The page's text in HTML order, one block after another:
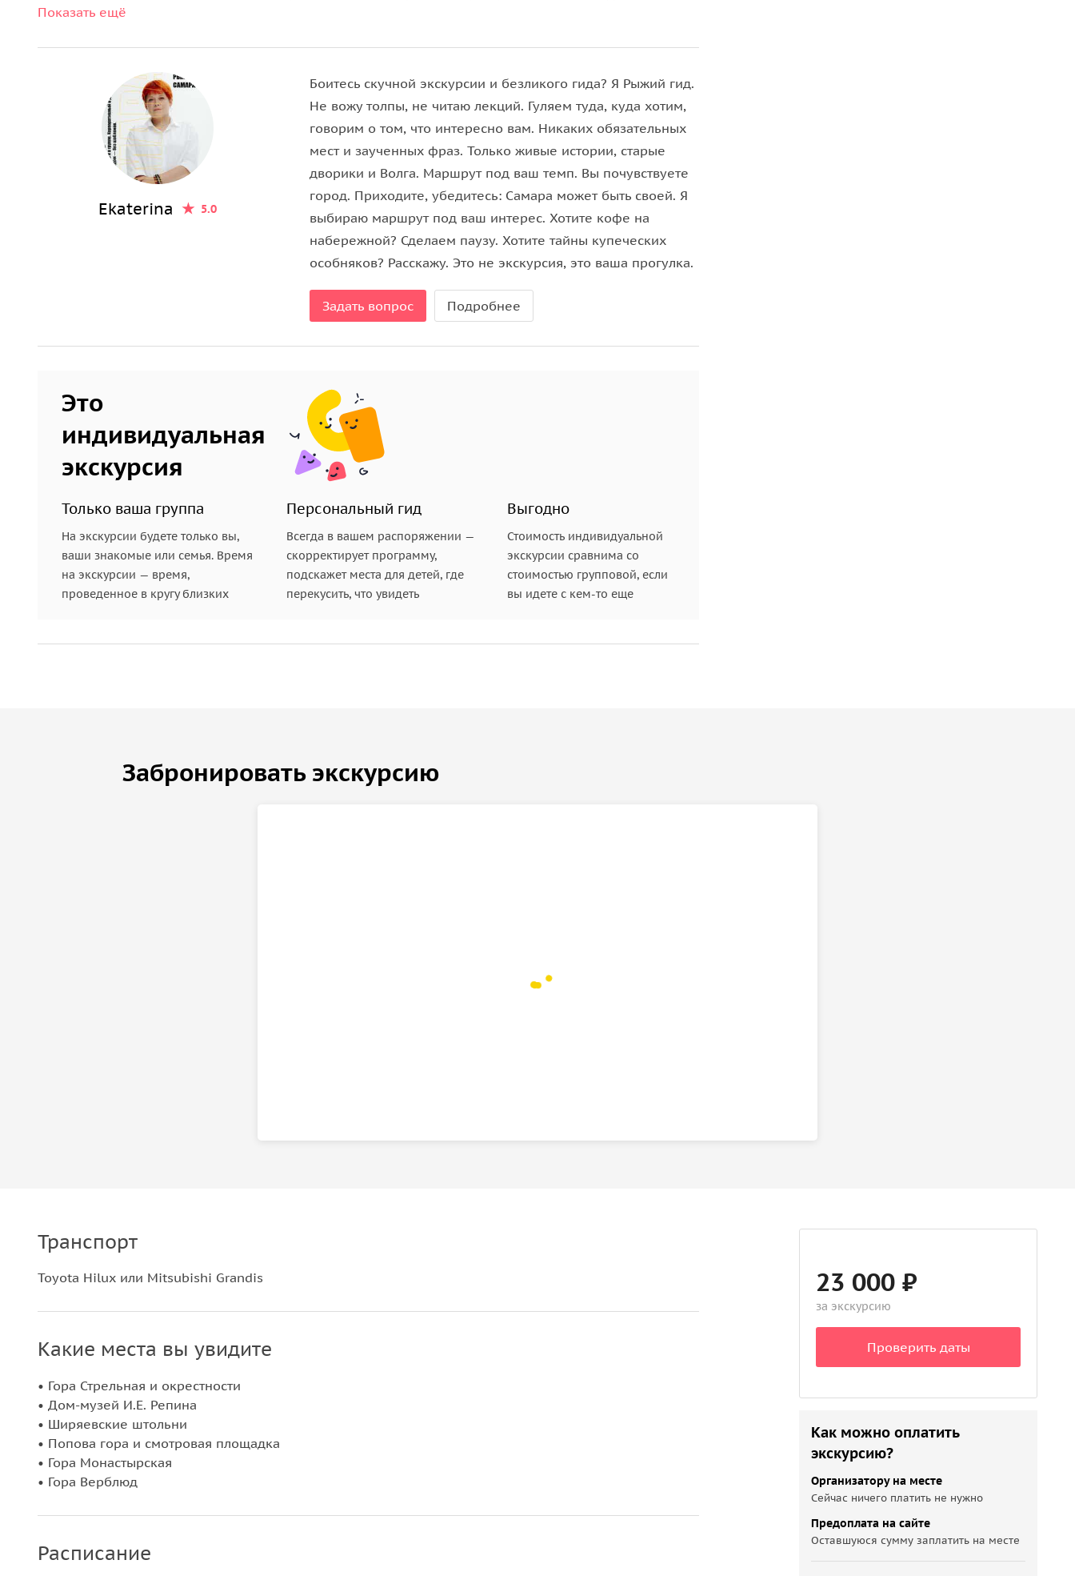
фарватер Волги.
В Ширяеве мы увидимдом-музей И. Е. Репина — именно здесь художник работал над эскизами к
картине «Бурлаки на Волге». Заедем к
смотровой площадке
у Ширяевских штолен — рукотворных
пещер-лабиринтов, где добывали известняк. Проедем по старинному селу, а затем поднимемся на
смотровую площадку на склонах
Поповой горы. Также увидим гору Монастырскую (Лысую) и скалу
Верблюд на берегу Волги.
Показать ещё
Ekaterina 5.0
Боитесь скучной экскурсии и безликого гида? Я Рыжий гид.
Не вожу толпы, не читаю лекций. Гуляем туда, куда хотим,
говорим о том, что интересно вам. Никаких обязательных
мест и заученных фраз. Только живые истории, старые
дворики и Волга. Маршрут под ваш темп. Вы почувствуете
город. Приходите, убедитесь: Самара может быть своей. Я
выбираю маршрут под ваш интерес. Хотите кофе на
набережной? Сделаем паузу. Хотите тайны купеческих
особняков? Расскажу. Это не экскурсия, это ваша прогулка.
Задать вопрос Подробнее
Это
индивидуальная
экскурсия
Только ваша группа
На экскурсии будете только вы,
ваши знакомые или семья. Время
на экскурсии — время,
проведенное в кругу близких
Персональный гид
Всегда в вашем распоряжении —
скорректирует программу,
подскажет места для детей, где
перекусить, что увидеть
Выгодно
Стоимость индивидуальной
экскурсии сравнима со
стоимостью групповой, если
вы идете с кем-то еще
Забронировать экскурсию
Транспорт
Toyota Hilux или Mitsubishi Grandis
Какие места вы увидите
• Гора Стрельная и окрестности
• Дом-музей И.Е. Репина
• Ширяевские штольни
• Попова гора и смотровая площадка
• Гора Монастырская
• Гора Верблюд
Расписание
23 000 ₽
за экскурсию
Проверить даты
Как можно оплатить
экскурсию?
Организатору на месте
Сейчас ничего платить не нужно
Предоплата на сайте
Оставшуюся сумму заплатить на месте